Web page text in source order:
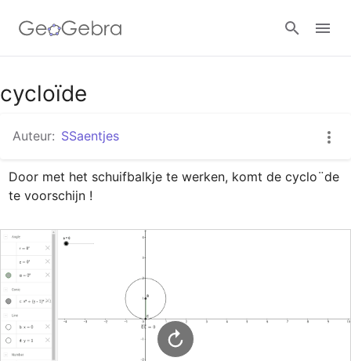
Google Classroom
GeoGebra Klaslokaal
cycloïde
Auteur: SSaentjes
Door met het schuifbalkje te werken, komt de cyclo¨de
te voorschijn !